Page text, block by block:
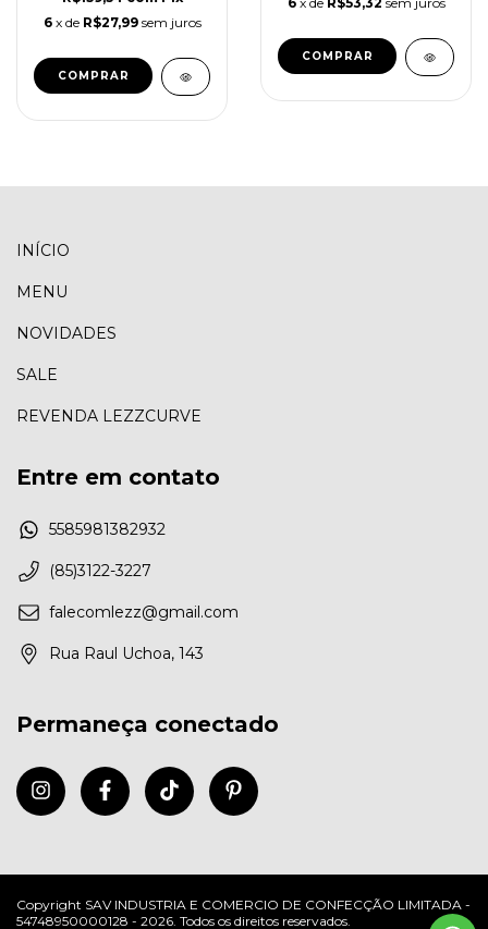
6 x de R$27,99 sem juros
COMPRAR
COMPRAR
INÍCIO
MENU
NOVIDADES
SALE
REVENDA LEZZCURVE
Entre em contato
5585981382932
(85)3122-3227
falecomlezz@gmail.com
Rua Raul Uchoa, 143
Permaneça conectado
Copyright SAV INDUSTRIA E COMERCIO DE CONFECÇÃO LIMITADA -
54748950000128 - 2026. Todos os direitos reservados.